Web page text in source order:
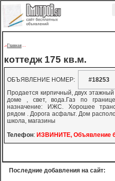
->Главная - -
коттедж 175 кв.м.
ОБЪЯВЛЕНИЕ НОМЕР:
#18253
Продается кирпичный, двух
доме , свет, вода.Газ по
назначение: ИЖС. Хорошее
рядом . Дорога асфальт. Дом
школа, магазины
Телефон: ИЗВИНИТЕ, Объявление
Последние добавления на сайт: